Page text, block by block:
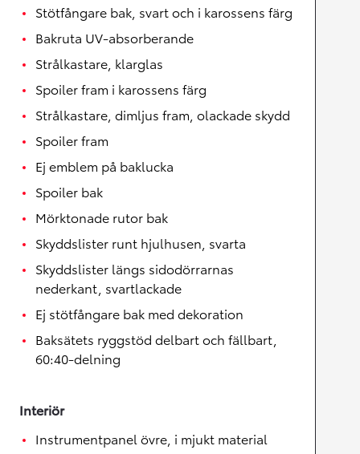
Stötfångare bak, svart och i karossens färg
Bakruta UV-absorberande
Strålkastare, klarglas
Spoiler fram i karossens färg
Strålkastare, dimljus fram, olackade skydd
Spoiler fram
Ej emblem på baklucka
Spoiler bak
Mörktonade rutor bak
Skyddslister runt hjulhusen, svarta
Skyddslister längs sidodörrarnas
nederkant, svartlackade
Ej stötfångare bak med dekoration
Baksätets ryggstöd delbart och fällbart,
60:40-delning
Interiör
Instrumentpanel övre, i mjukt material